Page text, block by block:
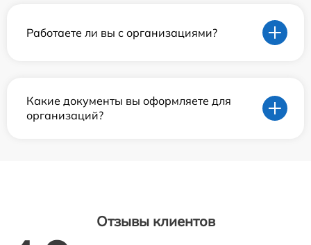
Работаете ли вы с организациями?
Какие документы вы оформляете для
организаций?
Отзывы клиентов